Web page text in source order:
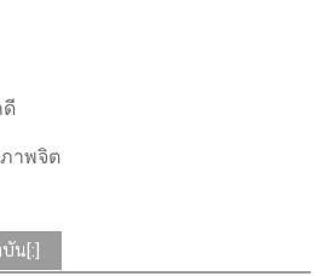
ดี
าพจิต
น[:]